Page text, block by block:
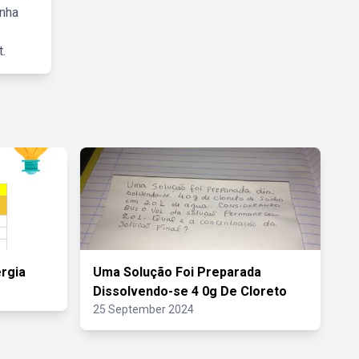
Uma Solução Foi Preparada
Dissolvendo-se 4 0g De Cloreto
25 September 2024